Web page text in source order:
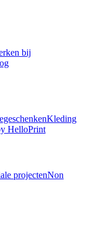
bij
Kleding
HelloPrint
projectenNon